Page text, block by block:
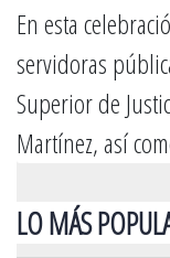
En esta
servidoras
Superior de
Martínez, así
LO MÁS